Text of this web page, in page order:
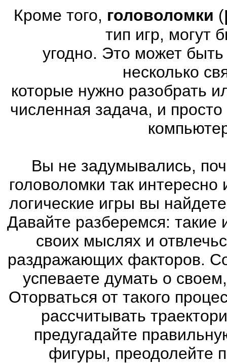
Кроме того, головоломки (
тип игр, могут
угодно. Это может
несколько
которые нужно разобрать
численная задача, и
Вы не задумывались,
головоломки так
логические игры вы
Давайте разберемся: такие
своих мыслях и
раздражающих факторов.
успеваете думать о
Оторваться от такого
рассчитывать
предугадайте
фигуры, преодолейте